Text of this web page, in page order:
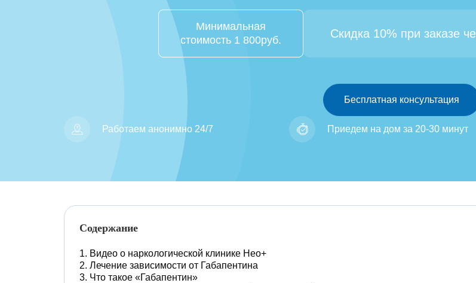
Минимальная
стоимость 1 800руб.
Скидка 10% при заказе
Бесплатная консультация
Работаем анонимно 24/7 Приедем на дом за 20-30 минут
Содержание
Видео о наркологической клинике Нео+
Лечение зависимости от Габапентина
Что такое «Габапентин»